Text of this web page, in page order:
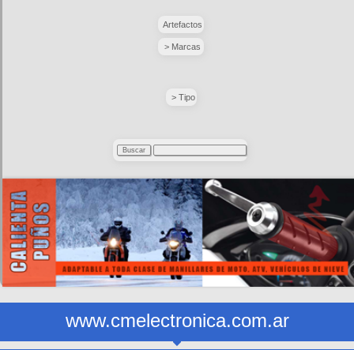
Artefactos
> Marcas
> Tipo
www.cmelectronica.com.ar